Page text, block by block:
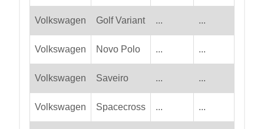
Volkswagen Golf Variant ... ...
Volkswagen Novo Polo ... ...
Volkswagen Saveiro ... ...
Volkswagen Spacecross ... ...